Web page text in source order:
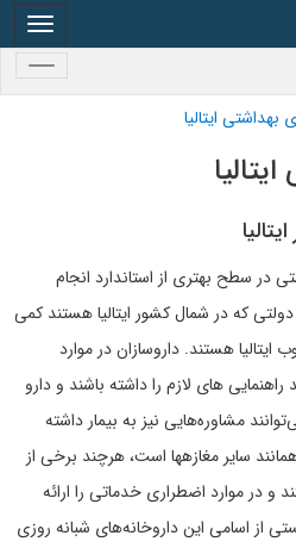
ایتالیا
در سطح بهتری از استاندارد انجام
که در شمال کشور ایتالیا هستند کمی
ایتالیا هستند. داروسازان در موارد
های لازم را داشته باشند و دارو
مشاوره‌هایی نیز به بیمار داشته
باشند. ساعات کاری داروخانه‎ها نیز همانند سایر مغازه‎ها است، هرچند برخی از
و در موارد اضطراری خدماتی را ارائه
از اسامی این داروخانه‌های شبانه روزی